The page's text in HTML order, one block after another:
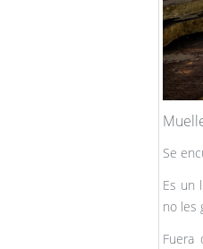
Se
Es un
no les